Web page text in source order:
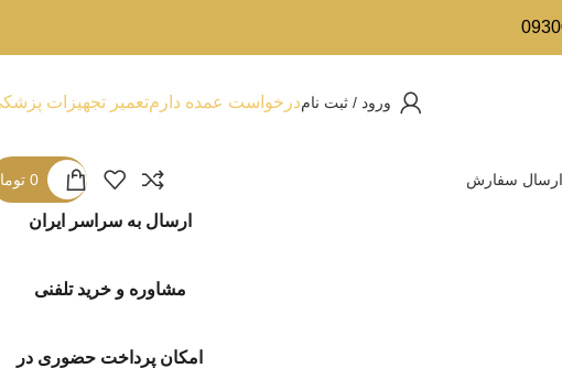
ورود / ثبت نامدرخواست عمده دارمتعمیر تجهیزات
ارسال سفارش 0
ارسال به سراسر ایران
مشاوره و خرید تلفنی
امکان پرداخت حضوری در